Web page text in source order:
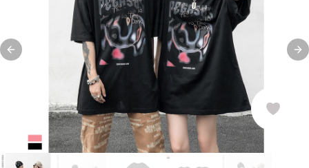
Previous slide